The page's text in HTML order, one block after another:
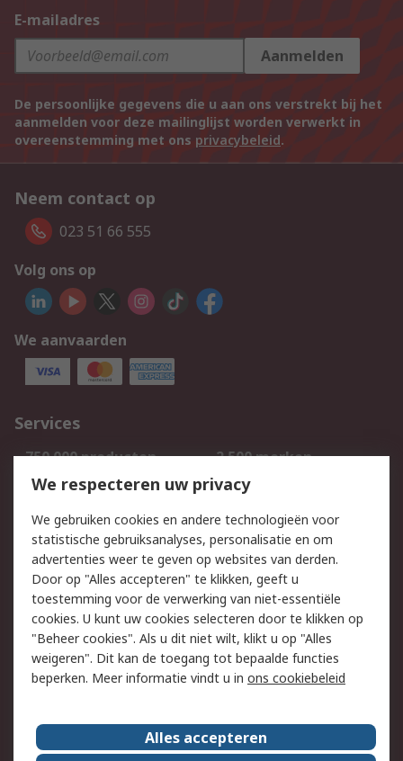
E-mailadres
Aanmelden
De persoonlijke gegevens die u aan ons verstrekt bij het
aanmelden voor deze mailinglijst worden verwerkt in
overeenstemming met ons privacybeleid.
Neem contact op
023 51 66 555
Volg ons op
We aanvaarden
Services
750.000 producten
2.500 merken
Bestellen
Inkoopoplossingen
Track & Trace
Wettelijk
Cookiebeleid
Email veiligheid
Privacybeleid
Websitevoorwaarden
Algemene
verkoopvoorwaarden
Over RS
We respecteren uw privacy
We gebruiken cookies en andere technologieën voor
statistische gebruiksanalyses, personalisatie en om
advertenties weer te geven op websites van derden.
Door op "Alles accepteren" te klikken, geeft u
toestemming voor de verwerking van niet-essentiële
cookies. U kunt uw cookies selecteren door te klikken op
"Beheer cookies". Als u dit niet wilt, klikt u op "Alles
weigeren". Dit kan de toegang tot bepaalde functies
beperken. Meer informatie vindt u in ons cookiebeleid
Alles accepteren